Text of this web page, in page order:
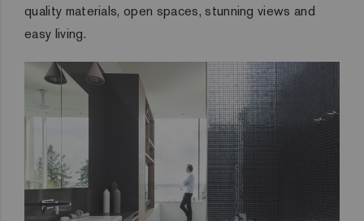
quality materials, open spaces, stunning views and
easy living.